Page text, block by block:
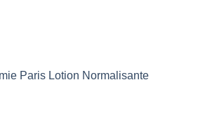
Paris Lotion Normalisante